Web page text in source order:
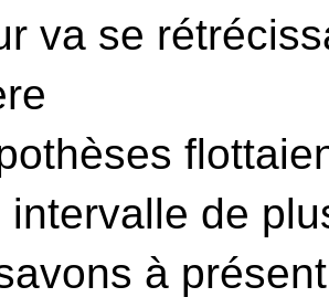
va se
intervalle de
à